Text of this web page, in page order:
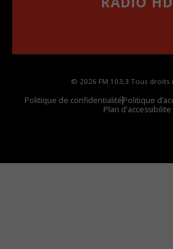
© 2026 FM 103,3 Tous droits
Politique de confidentialitéPolitique
Plan d'accessibilite